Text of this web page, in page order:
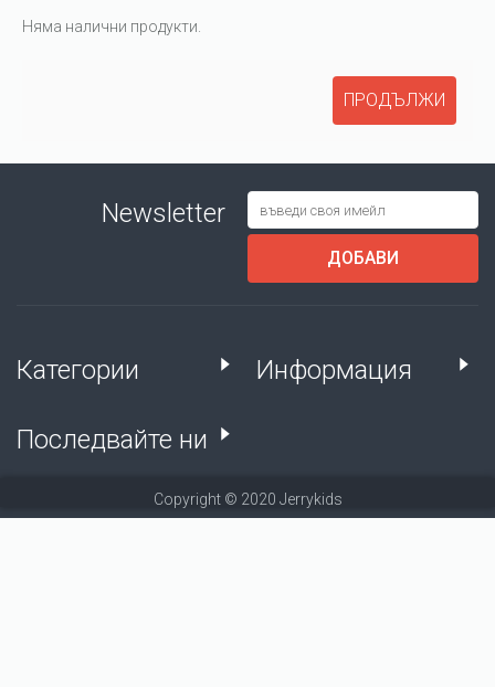
Няма налични продукти.
ПРОДЪЛЖИ
Newsletter
ДОБАВИ
Категории Информация
Последвайте ни
Copyright © 2020 Jerrykids